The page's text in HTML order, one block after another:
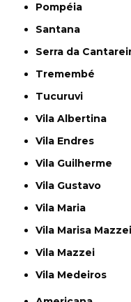
Pompéia
Santana
Serra da
Tremembé
Tucuruvi
Vila Albertina
Vila Endres
Vila Guilherme
Vila Gustavo
Vila Maria
Vila Marisa Mazzei
Vila Mazzei
Vila Medeiros